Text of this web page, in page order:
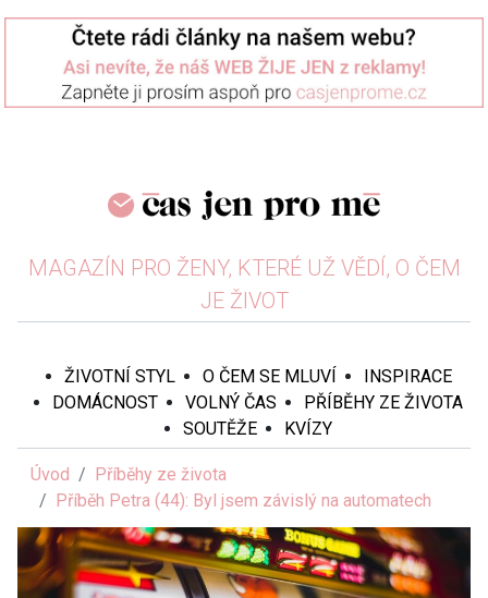
MAGAZÍN PRO ŽENY, KTERÉ UŽ VĚDÍ, O ČEM
JE ŽIVOT
ŽIVOTNÍ STYL O ČEM SE MLUVÍ
INSPIRACE
DOMÁCNOST
VOLNÝ ČAS
PŘÍBĚHY ZE ŽIVOTA
SOUTĚŽE
KVÍZY
Úvod
Příběhy ze života
Příběh Petra (44): Byl jsem závislý na automatech